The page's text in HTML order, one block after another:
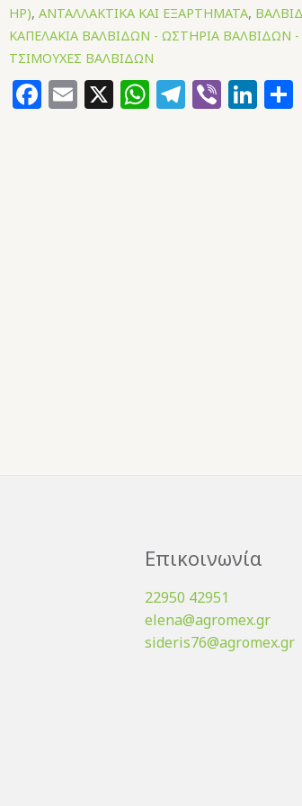
HP), ΑΝΤΑΛΛΑΚΤΙΚΑ ΚΑΙ ΕΞΑΡΤΗΜΑΤΑ,
ΚΑΠΕΛΑΚΙΑ ΒΑΛΒΙΔΩΝ - ΩΣΤΗΡΙΑ ΒΑΛΒΙΔΩΝ
ΤΣΙΜΟΥΧΕΣ ΒΑΛΒΙΔΩΝ
Facebook
Email
X WhatsApp
Telegram
Viber
Επικοινωνία
22950 42951
elena@agromex.gr
sideris76@agromex.gr